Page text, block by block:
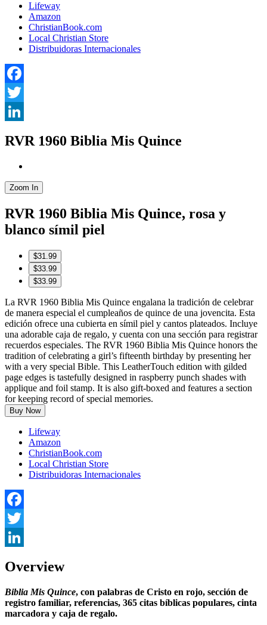
Lifeway
Amazon
ChristianBook.com
Local Christian Store
Distribuidoras Internacionales
Facebook
Twitter
RVR 1960 Biblia Mis Quince
Zoom In
RVR 1960 Biblia Mis Quince, rosa y
blanco símil piel
$31.99
$33.99
$33.99
La RVR 1960 Biblia Mis Quince engalana la tradición de celebrar
de manera especial el cumpleaños de quince de una jovencita. Esta
edición ofrece una cubierta en símil piel y cantos plateados. Incluye
una adorable caja de regalo, y cuenta con una sección para registrar
recuerdos especiales. The RVR 1960 Biblia Mis Quince honors the
tradition of celebrating a girl’s fifteenth birthday by presenting her
with a very special Bible. This LeatherTouch edition with gilded
page edges is tastefully designed in raspberry punch shades with
applique and foil stamp. It is also gift-boxed and features a section
for keeping record of special memories.
Buy Now
Lifeway
Amazon
ChristianBook.com
Local Christian Store
Distribuidoras Internacionales
Facebook
Twitter
Overview
Biblia Mis Quince, con palabras de Cristo en rojo, sección de
registro familiar, referencias, 365 citas bíblicas populares, cinta
marcadora y caja de regalo.